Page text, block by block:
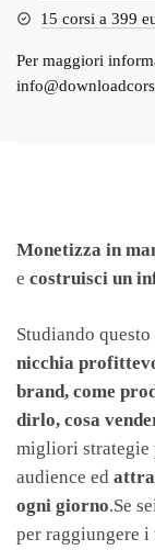
15 corsi a 399
Per maggiori
Monetizza in
e costruisci un
Studiando
nicchia
brand, come
dirlo, cosa
migliori strategie
audience ed
ogni giorno.Se
per raggiungere